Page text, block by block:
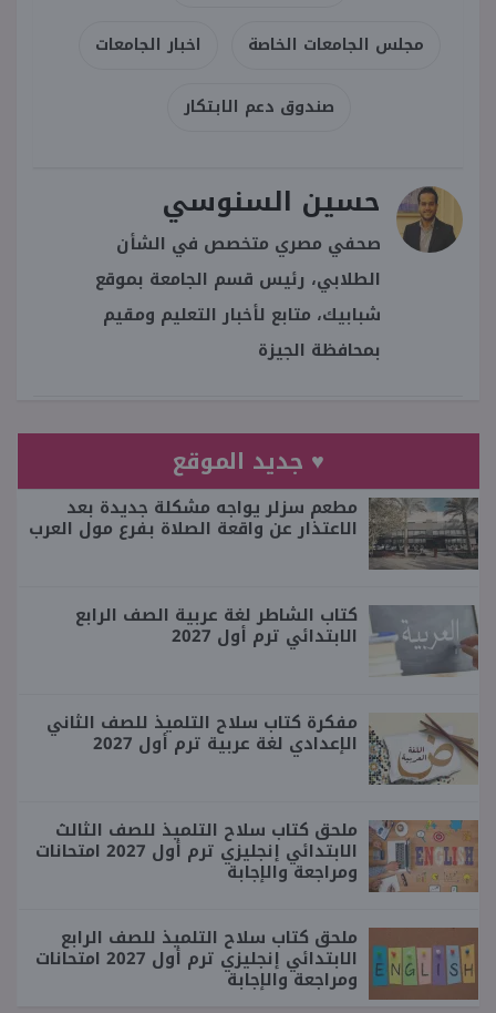
مجلس الجامعات الخاصة اخبار الجامعات
صندوق دعم الابتكار
حسين السنوسي
صحفي مصري متخصص في الشأن
الطلابي، رئيس قسم الجامعة بموقع
شبابيك، متابع لأخبار التعليم ومقيم
بمحافظة الجيزة
♥ جديد الموقع
مطعم سزلر يواجه مشكلة جديدة بعد
الاعتذار عن واقعة الصلاة بفرع مول العرب
كتاب الشاطر لغة عربية الصف الرابع
الابتدائي ترم أول 2027
مفكرة كتاب سلاح التلميذ للصف الثاني
الإعدادي لغة عربية ترم أول 2027
ملحق كتاب سلاح التلميذ للصف الثالث
الابتدائي إنجليزي ترم أول 2027 امتحانات
ومراجعة والإجابة
ملحق كتاب سلاح التلميذ للصف الرابع
الابتدائي إنجليزي ترم أول 2027 امتحانات
ومراجعة والإجابة